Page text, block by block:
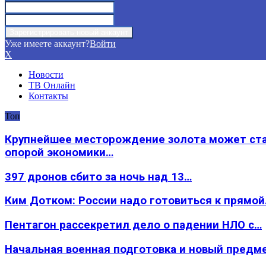
Уже имеете аккаунт?Войти
X
Новости
ТВ Онлайн
Контакты
Топ
Крупнейшее месторождение золота может
опорой экономики…
397 дронов сбито за ночь над 13…
Ким Дотком: России надо готовиться к
Пентагон рассекретил дело о падении НЛО с…
Начальная военная подготовка и новый